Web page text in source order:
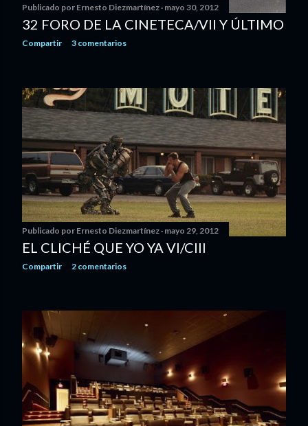
Publicado por Ernesto Diezmartínez mayo 30, 2012
32 FORO DE LA CINETECA/VII Y ÚLTIMO
Compartir 3 comentarios
Publicado por Ernesto Diezmartínez mayo 29, 2012
EL CLICHÉ QUE YO YA VI/CIII
Compartir 2 comentarios